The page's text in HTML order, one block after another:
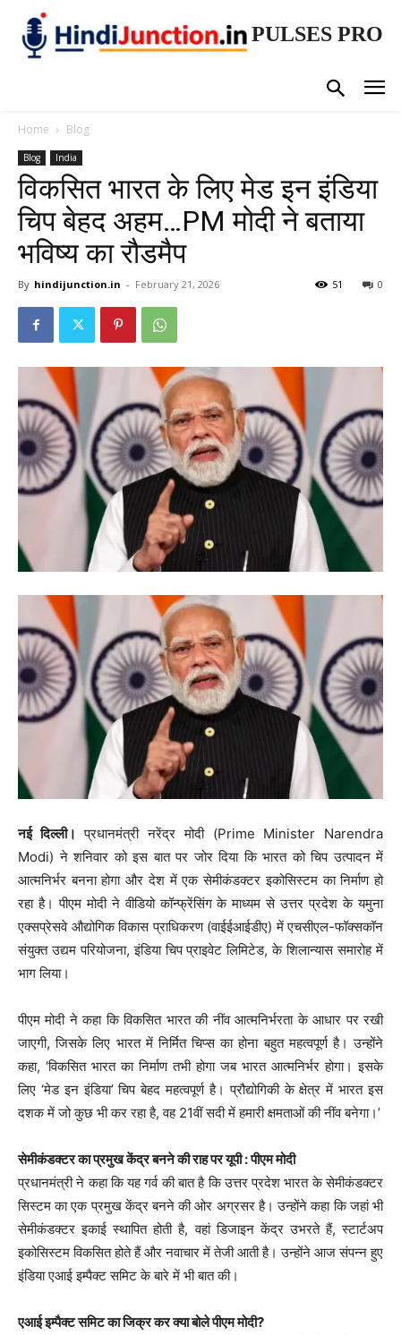
PULSES PRO
Home Blog
Blog India
विकसित भारत के लिए मेड इन इंडिया
चिप बेहद अहम…PM मोदी ने बताया
भविष्य का रौडमैप
By hindijunction.in - February 21, 2026 0
51
नई दिल्ली। प्रधानमंत्री नरेंद्र मोदी (Prime Minister Narendra
Modi) ने शनिवार को इस बात पर जोर दिया कि भारत को चिप उत्पादन में
आत्मनिर्भर बनना होगा और देश में एक सेमीकंडक्टर इकोसिस्टम का निर्माण हो
रहा है। पीएम मोदी ने वीडियो कॉन्फ्रेंसिंग के माध्यम से उत्तर प्रदेश के यमुना
एक्सप्रेसवे औद्योगिक विकास प्राधिकरण (वाईईआईडीए) में एचसीएल-फॉक्सकॉन
संयुक्त उद्यम परियोजना, इंडिया चिप प्राइवेट लिमिटेड, के शिलान्यास समारोह में
भाग लिया।
पीएम मोदी ने कहा कि विकसित भारत की नींव आत्मनिर्भरता के आधार पर रखी
जाएगी, जिसके लिए भारत में निर्मित चिप्स का होना बहुत महत्वपूर्ण है। उन्होंने
कहा, ‘विकसित भारत का निर्माण तभी होगा जब भारत आत्मनिर्भर होगा। इसके
लिए ‘मेड इन इंडिया’ चिप बेहद महत्वपूर्ण है। प्रौद्योगिकी के क्षेत्र में भारत इस
दशक में जो कुछ भी कर रहा है, वह 21वीं सदी में हमारी क्षमताओं की नींव बनेगा।’
सेमीकंडक्टर का प्रमुख केंद्र बनने की राह पर यूपी : पीएम मोदी
प्रधानमंत्री ने कहा कि यह गर्व की बात है कि उत्तर प्रदेश भारत के सेमीकंडक्टर
सिस्टम का एक प्रमुख केंद्र बनने की ओर अग्रसर है। उन्होंने कहा कि जहां भी
सेमीकंडक्टर इकाई स्थापित होती है, वहां डिजाइन केंद्र उभरते हैं, स्टार्टअप
इकोसिस्टम विकसित होते हैं और नवाचार में तेजी आती है। उन्होंने आज संपन्न हुए
इंडिया एआई इम्पैक्ट समिट के बारे में भी बात की।
एआई इम्पैक्ट समिट का जिक्र कर क्या बोले पीएम मोदी?